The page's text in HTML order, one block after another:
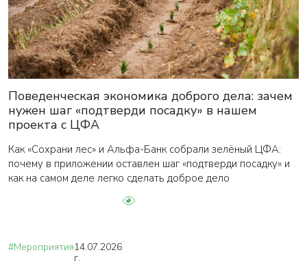
Поведенческая экономика доброго дела: зачем
нужен шаг «подтверди посадку» в нашем
проекта с ЦФА
Как «Сохрани лес» и Альфа-Банк собрали зелёный ЦФА:
почему в приложении оставлен шаг «подтверди посадку» и
как на самом деле легко сделать доброе дело
#Мероприятия14.07.2026
г.